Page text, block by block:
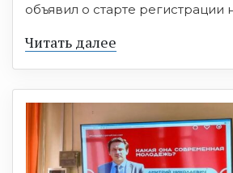
объявил о старте регистрации
Читать далее